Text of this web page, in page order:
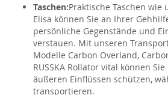
Taschen:Praktische Taschen wie
Elisa können Sie an Ihrer
persönliche Gegenstände und
verstauen. Mit unseren
Modelle Carbon Overland,
RUSSKA Rollator vital können
äußeren Einflüssen schützen,
transportieren.